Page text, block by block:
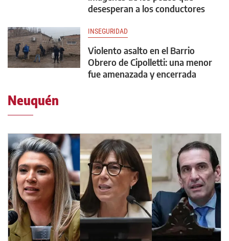
desesperan a los conductores
INSEGURIDAD
Violento asalto en el Barrio
Obrero de Cipolletti: una menor
fue amenazada y encerrada
Neuquén